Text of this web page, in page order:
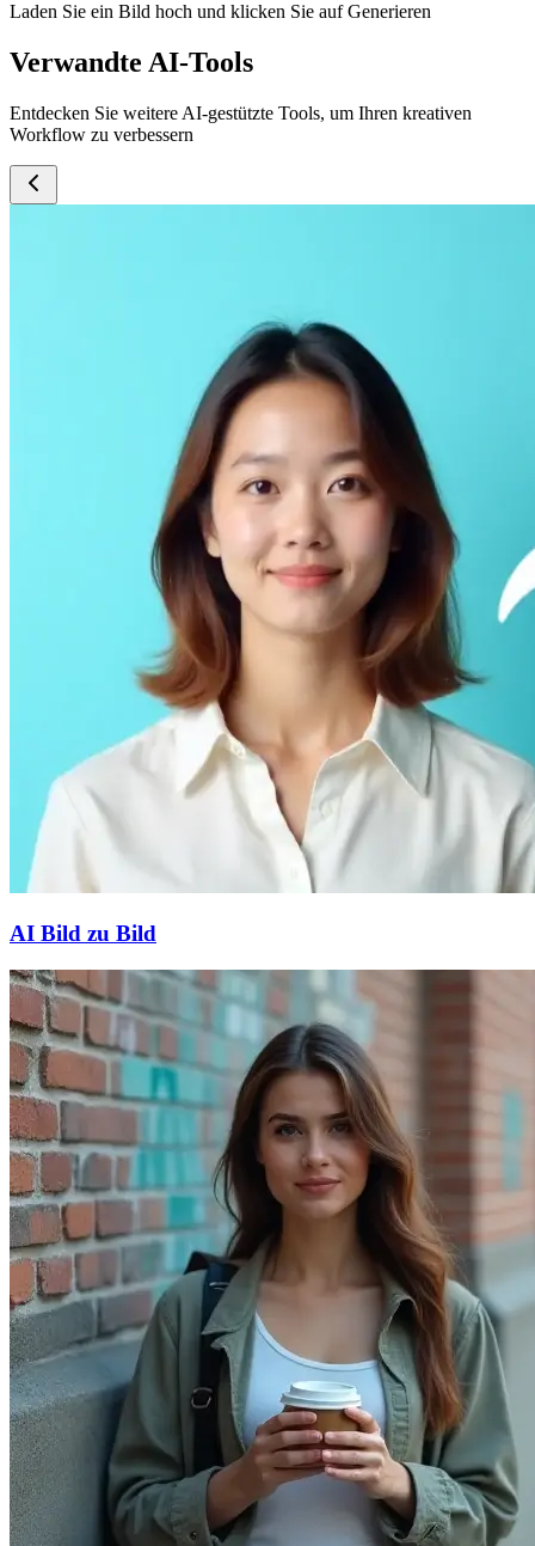
Laden Sie ein Bild hoch und klicken Sie auf Generieren
Verwandte AI-Tools
Entdecken Sie weitere AI-gestützte Tools, um Ihren kreativen
Workflow zu verbessern
AI Bild zu Bild